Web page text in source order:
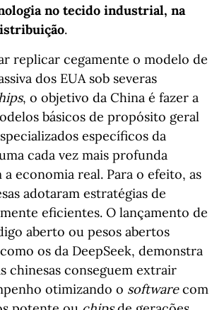
no tecido industrial, na
.
replicar cegamente o modelo de
dos EUA sob severas
, o objetivo da China é fazer a
básicos de propósito geral
específicos da
cada vez mais profunda
economia real. Para o efeito, as
adotaram estratégias de
eficientes. O lançamento de
aberto ou pesos abertos
os da DeepSeek, demonstra
chinesas conseguem extrair
otimizando o softwarecom